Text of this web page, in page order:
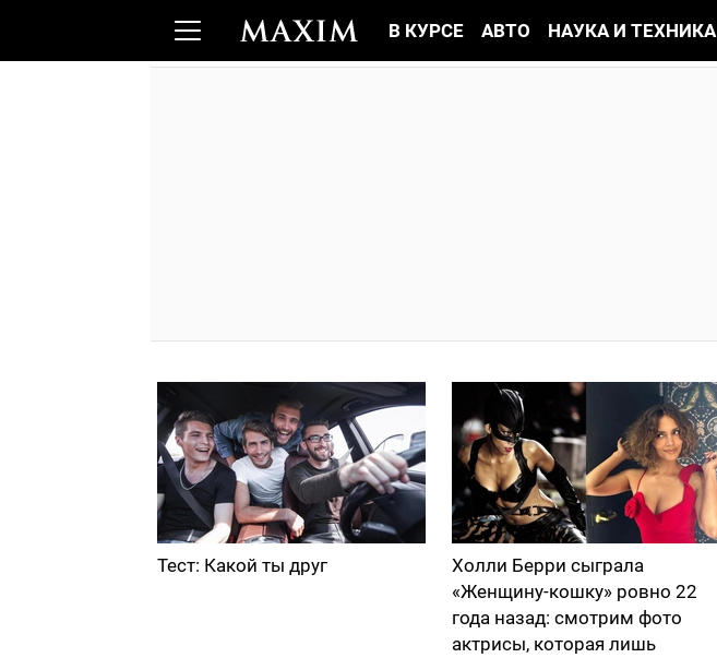
В КУРСЕ АВТО НАУКА И ТЕХНИКА
Тест: Какой ты друг
Холли Берри сыграла
«Женщину-кошку» ровно 22
года назад: смотрим фото
актрисы, которая лишь